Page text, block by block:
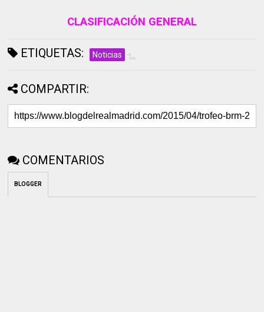
CLASIFICACIÓN GENERAL
ETIQUETAS: Noticias
COMPARTIR:
COMENTARIOS
BLOGGER